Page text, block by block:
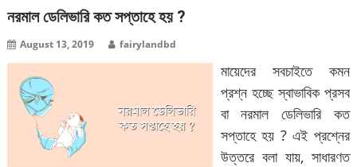
নরমাল ডেলিভারি কত সপ্তাহে হয় ?
August 13, 2019 fairylandbd
মায়েদের সবচাইতে কমন
প্রশ্ন হচ্ছে স্বাভাবিক প্রসব
বা নরমাল ডেলিভারি কত
সপ্তাহে হয় ? এই প্রশ্নের
উত্তরে বলা যায়, সাধারণত